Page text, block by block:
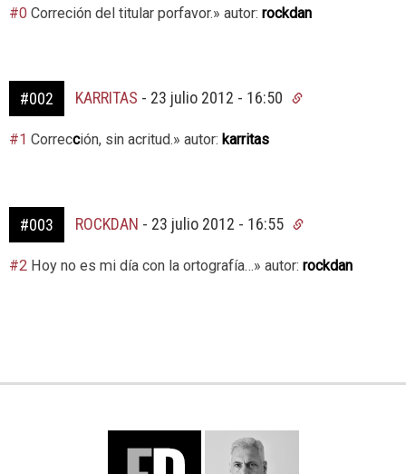
#0 Correción del titular porfavor.» autor: rockdan
#002 KARRITAS - 23 julio 2012 - 16:50
#1 Corrección, sin acritud.» autor: karritas
#003 ROCKDAN - 23 julio 2012 - 16:55
#2 Hoy no es mi día con la ortografía…» autor: rockdan